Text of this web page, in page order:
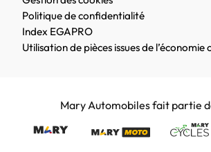
Politique de confidentialité
Index EGAPRO
Utilisation de pièces issues de l’économie
Mary Automobiles fait partie